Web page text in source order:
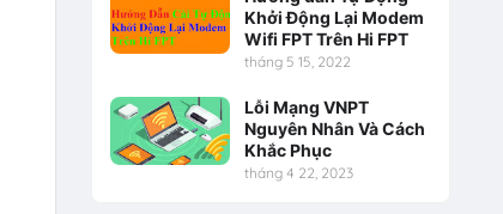
Khởi Động Lại Modem
Wifi FPT Trên Hi FPT
tháng 5 15, 2022
Lỗi Mạng VNPT
Nguyên Nhân Và Cách
Khắc Phục
tháng 4 22, 2023